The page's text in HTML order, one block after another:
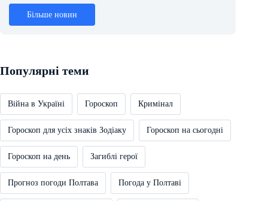
Більше новин
Популярні теми
Війна в Україні Гороскоп Кримінал
Гороскоп для усіх знаків Зодіаку Гороскоп на сьогодні
Гороскоп на день Загиблі герої
Прогноз погоди Полтава Погода у Полтаві